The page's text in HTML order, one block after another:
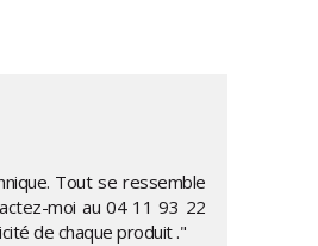
Tout se ressemble
moi au04 11 93 22
de chaque produit ."